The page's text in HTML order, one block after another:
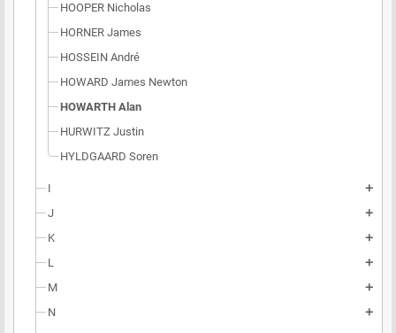
HOOPER Nicholas
HORNER James
HOSSEIN André
HOWARD James Newton
HOWARTH Alan
HURWITZ Justin
HYLDGAARD Soren
I add
J add
K add
L add
M add
N add